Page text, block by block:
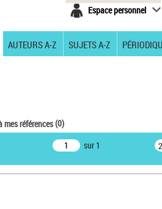
Espace personnel
AUTEURS A-Z SUJETS A-Z
mes références(0)
sur 1